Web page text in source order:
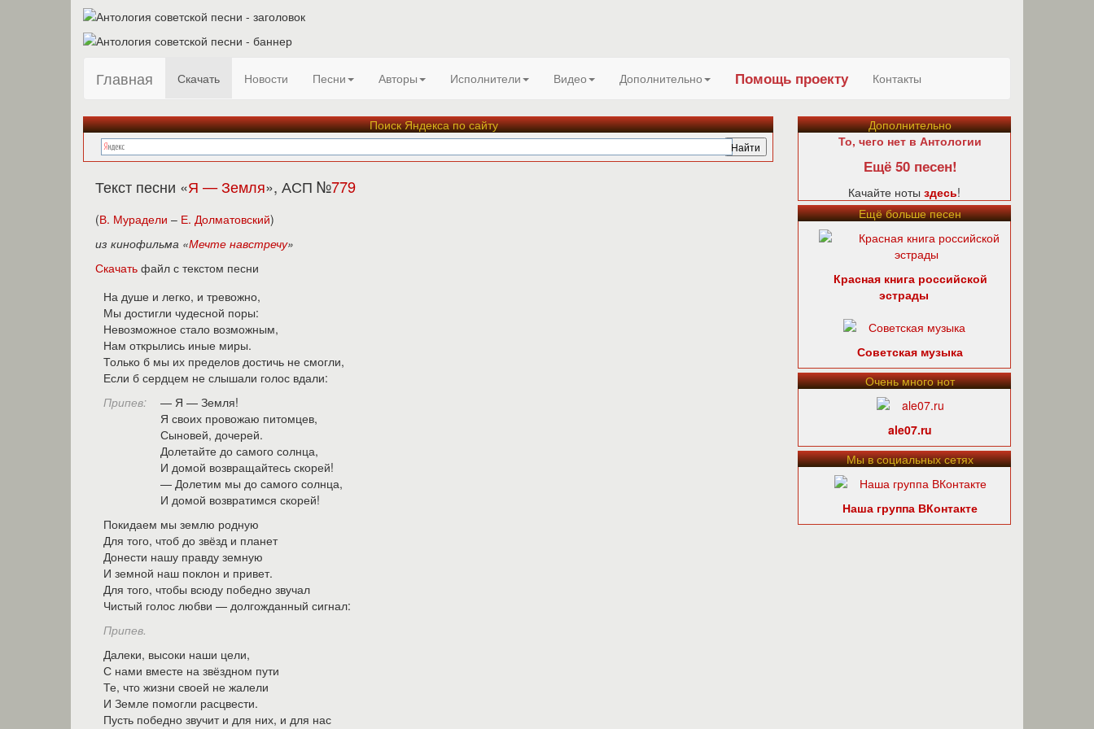
Главная Скачать Новости Песни Авторы Исполнители Видео Дополнительно Помощь проекту Контакты
Поиск Яндекса по сайту
Текст песни «Я — Земля», АСП №779
(В. Мурадели – Е. Долматовский)
из кинофильма «Мечте навстречу»
Скачать файл с текстом песни
На душе и легко, и тревожно,
Мы достигли чудесной поры:
Невозможное стало возможным,
Нам открылись иные миры.
Только б мы их пределов достичь не смогли,
Если б сердцем не слышали голос вдали:
Припев:
— Я — Земля!
Я своих провожаю питомцев,
Сыновей, дочерей.
Долетайте до самого солнца,
И домой возвращайтесь скорей!
— Долетим мы до самого солнца,
И домой возвратимся скорей!
Покидаем мы землю родную
Для того, чтоб до звёзд и планет
Донести нашу правду земную
И земной наш поклон и привет.
Для того, чтобы всюду победно звучал
Чистый голос любви — долгожданный сигнал:
Припев.
Далеки, высоки наши цели,
С нами вместе на звёздном пути
Те, что жизни своей не жалели
И Земле помогли расцвести.
Пусть победно звучит и для них, и для нас
Дополнительно
То, чего нет в Антологии
Ещё 50 песен!
Качайте ноты здесь!
Ещё больше песен
Красная книга российской
эстрады
Советская музыка
Очень много нот
ale07.ru
Мы в социальных сетях
Наша группа ВКонтакте